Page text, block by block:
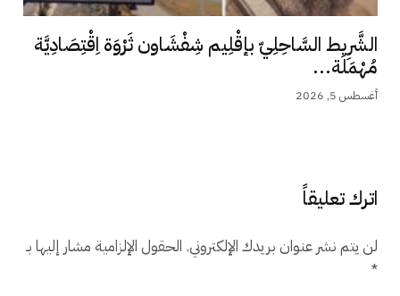
الشَّرِيط السَّاحِلِيّ بإقْلِيم شِفْشَاون ثَرْوَة اِقْتِصَادِيَّة
مُهْمَلَة...
أغسطس 5, 2026
اترك تعليقاً
لن يتم نشر عنوان بريدك الإلكتروني. الحقول الإلزامية مشار إليها بـ
*